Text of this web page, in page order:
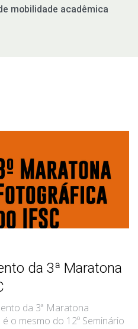
mobilidade acadêmica
da 3ª Maratona
da 3ª Maratona
o mesmo do 12º Seminário